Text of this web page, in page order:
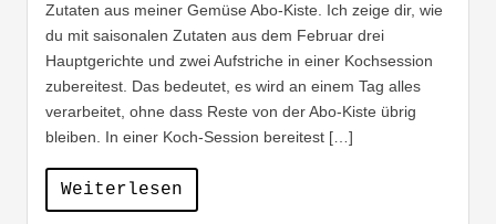
Zutaten aus meiner Gemüse Abo-Kiste. Ich zeige dir, wie
du mit saisonalen Zutaten aus dem Februar drei
Hauptgerichte und zwei Aufstriche in einer Kochsession
zubereitest. Das bedeutet, es wird an einem Tag alles
verarbeitet, ohne dass Reste von der Abo-Kiste übrig
bleiben. In einer Koch-Session bereitest […]
Weiterlesen